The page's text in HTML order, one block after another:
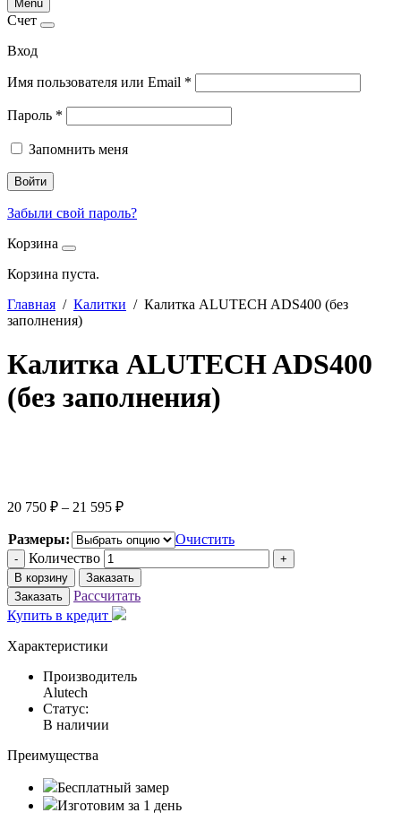
Menu
Счет
Вход
Имя пользователя или Email *
Пароль *
Запомнить меня
Войти
Забыли свой пароль?
Корзина
Корзина пуста.
Главная / Калитки / Калитка ALUTECH ADS400 (без
заполнения)
Калитка ALUTECH ADS400
(без заполнения)
20 750 ₽ – 21 595 ₽
Размеры: Очистить
- Количество
+
В корзину
Заказать
Заказать
Рассчитать
Купить в кредит
Характеристики
Производитель
Alutech
Статус:
В наличии
Преимущества
Бесплатный замер
Изготовим за 1 день